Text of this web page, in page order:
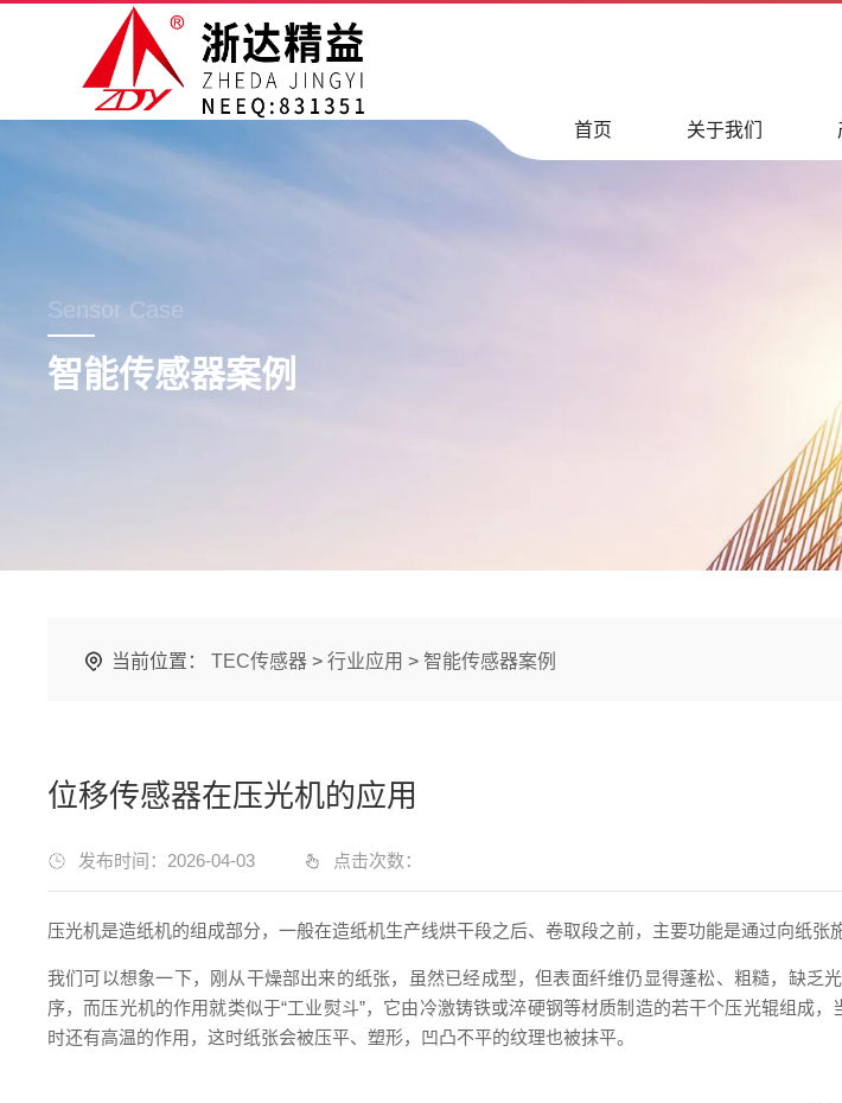
首页 关于我们
Sensor Case
智能传感器案例
当前位置： TEC传感器 > 行业应用 > 智能传感器案例
位移传感器在压光机的应用
发布时间：2026-04-03 点击次数：
压光机是造纸机的组成部分，一般在造纸机生产线烘干段之后、卷取段之前，主要功能是通过向纸张
我们可以想象一下， 刚从干燥部出来的纸张，虽然已经成型，但表面纤维仍显得蓬松、粗糙，缺乏
序，而压光机的作用就类似于“工业熨斗”，它由冷激铸铁或淬硬钢等材质制造的若干个压光辊组成
时还有高温的作用，这时纸张会被压平、塑形，凹凸不平的纹理也被抹平。